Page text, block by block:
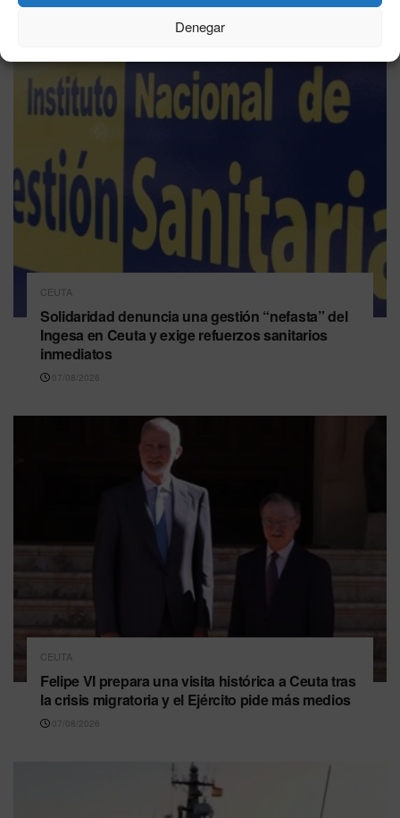
Denegar
Última hora
CEUTA
Solidaridad denuncia una gestión “nefasta” del
Ingesa en Ceuta y exige refuerzos sanitarios
inmediatos
07/08/2026
CEUTA
Felipe VI prepara una visita histórica a Ceuta tras
la crisis migratoria y el Ejército pide más medios
07/08/2026